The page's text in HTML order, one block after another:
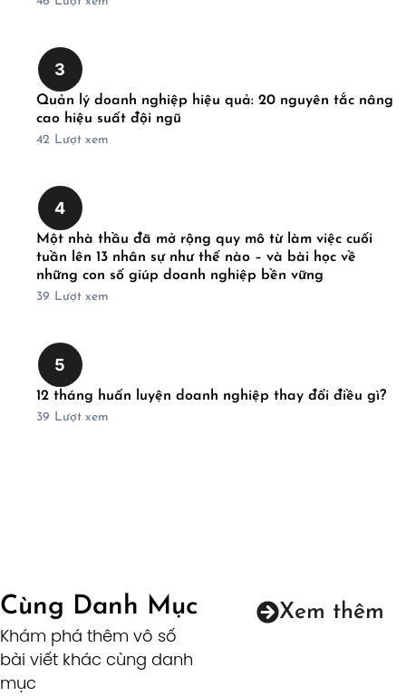
3
Quản lý doanh nghiệp hiệu quả: 20 nguyên tắc nâng
cao hiệu suất đội ngũ
42 Lượt xem
4
Một nhà thầu đã mở rộng quy mô từ làm việc cuối
tuần lên 13 nhân sự như thế nào – và bài học về
những con số giúp doanh nghiệp bền vững
39 Lượt xem
5
12 tháng huấn luyện doanh nghiệp thay đổi điều gì?
39 Lượt xem
Cùng Danh Mục
Khám phá thêm vô số
bài viết khác cùng danh
mục
Xem thêm